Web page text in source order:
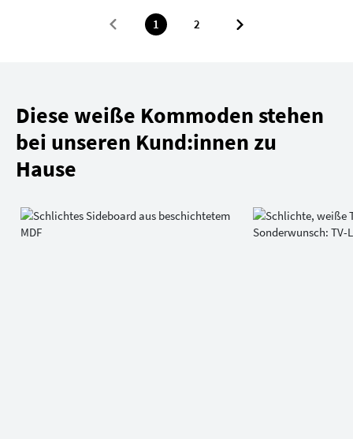
1 2
Diese weiße Kommoden stehen
bei unseren Kund:innen zu
Hause